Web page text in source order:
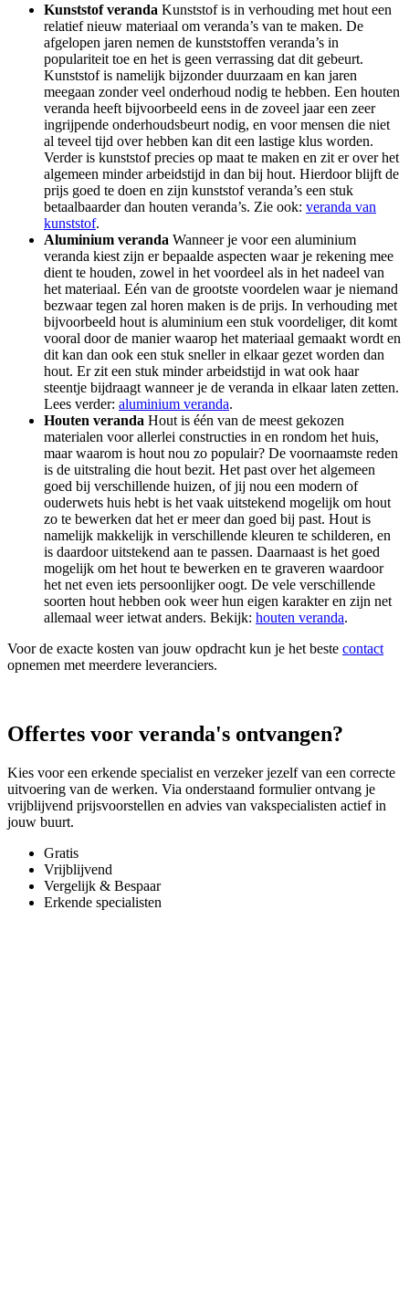
Kunststof veranda Kunststof is in verhouding met hout een
relatief nieuw materiaal om veranda’s van te maken. De
afgelopen jaren nemen de kunststoffen veranda’s in
populariteit toe en het is geen verrassing dat dit gebeurt.
Kunststof is namelijk bijzonder duurzaam en kan jaren
meegaan zonder veel onderhoud nodig te hebben. Een houten
veranda heeft bijvoorbeeld eens in de zoveel jaar een zeer
ingrijpende onderhoudsbeurt nodig, en voor mensen die niet
al teveel tijd over hebben kan dit een lastige klus worden.
Verder is kunststof precies op maat te maken en zit er over het
algemeen minder arbeidstijd in dan bij hout. Hierdoor blijft de
prijs goed te doen en zijn kunststof veranda’s een stuk
betaalbaarder dan houten veranda’s. Zie ook: veranda van
kunststof.
Aluminium veranda Wanneer je voor een aluminium
veranda kiest zijn er bepaalde aspecten waar je rekening mee
dient te houden, zowel in het voordeel als in het nadeel van
het materiaal. Eén van de grootste voordelen waar je niemand
bezwaar tegen zal horen maken is de prijs. In verhouding met
bijvoorbeeld hout is aluminium een stuk voordeliger, dit komt
vooral door de manier waarop het materiaal gemaakt wordt en
dit kan dan ook een stuk sneller in elkaar gezet worden dan
hout. Er zit een stuk minder arbeidstijd in wat ook haar
steentje bijdraagt wanneer je de veranda in elkaar laten zetten.
Lees verder: aluminium veranda.
Houten veranda Hout is één van de meest gekozen
materialen voor allerlei constructies in en rondom het huis,
maar waarom is hout nou zo populair? De voornaamste reden
is de uitstraling die hout bezit. Het past over het algemeen
goed bij verschillende huizen, of jij nou een modern of
ouderwets huis hebt is het vaak uitstekend mogelijk om hout
zo te bewerken dat het er meer dan goed bij past. Hout is
namelijk makkelijk in verschillende kleuren te schilderen, en
is daardoor uitstekend aan te passen. Daarnaast is het goed
mogelijk om het hout te bewerken en te graveren waardoor
het net even iets persoonlijker oogt. De vele verschillende
soorten hout hebben ook weer hun eigen karakter en zijn net
allemaal weer ietwat anders. Bekijk: houten veranda.
Voor de exacte kosten van jouw opdracht kun je het beste contact
opnemen met meerdere leveranciers.
Offertes voor veranda's ontvangen?
Kies voor een erkende specialist en verzeker jezelf van een correcte
uitvoering van de werken. Via onderstaand formulier ontvang je
vrijblijvend prijsvoorstellen en advies van vakspecialisten actief in
jouw buurt.
Gratis
Vrijblijvend
Vergelijk & Bespaar
Erkende specialisten